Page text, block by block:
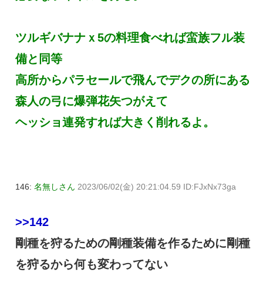
ツルギバナナｘ5の料理食べれば蛮族フル装
備と同等
高所からパラセールで飛んでデクの所にある
森人の弓に爆弾花矢つがえて
ヘッショ連発すれば大きく削れるよ。
146: 名無しさん 2023/06/02(金) 20:21:04.59 ID:FJxNx73ga
>>142
剛種を狩るための剛種装備を作るために剛種
を狩るから何も変わってない